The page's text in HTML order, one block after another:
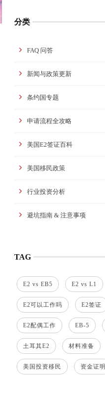
分类
FAQ 问答
新闻与政策更新
条约国专题
申请流程全攻略
美国E2签证百科
美国移民政策
行业投资分析
避坑指南 & 注意事项
TAG
E2 vs EB5 E2 vs L1
E2可以工作吗 E2签证
E2配偶工作 EB-5
土耳其E2 材料准备
美国投资移民 资金证明